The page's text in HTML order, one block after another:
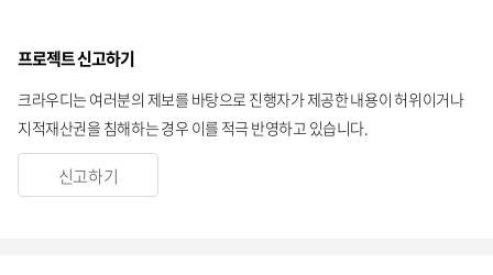
프로젝트 신고하기
크라우디는 여러분의 제보를 바탕으로 진행자가 제공한 내용이 허위이거나
지적재산권을 침해하는 경우 이를 적극 반영하고 있습니다.
신고하기